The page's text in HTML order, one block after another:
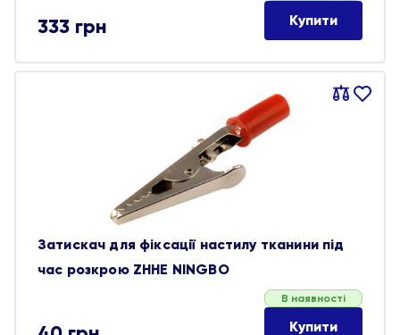
333 грн Купити
Порівняти
В
Затискач для фіксації настилу тканини під
час розкрою ZHHE NINGBO
В наявності
Купити